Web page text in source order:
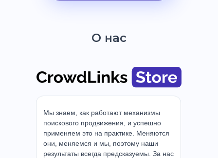
О нас
Мы знаем, как работают механизмы
поискового продвижения, и успешно
применяем это на практике. Меняются
они, меняемся и мы, поэтому наши
результаты всегда предсказуемы. За нас